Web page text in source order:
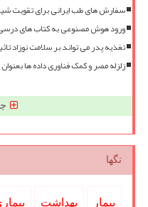
سفارش های طب ایرانی برای تقویت
ورود هوش مصنوعی به کتاب های
تغذیه پدر می تواند بر سلامت نوزاد
زلزله مصر و کمک فناوری داده ها
تگها
بیمار بهداشت